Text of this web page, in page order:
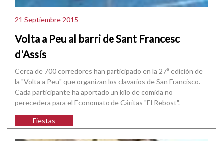
21 Septiembre 2015
Volta a Peu al barri de Sant Francesc
d'Assís
Cerca de 700 corredores han participado en la 27ª edición de
la "Volta a Peu" que organizan los clavarios de San Francisco.
Cada participante ha aportado un kilo de comida no
perecedera para el Economato de Cáritas "El Rebost".
Fiestas